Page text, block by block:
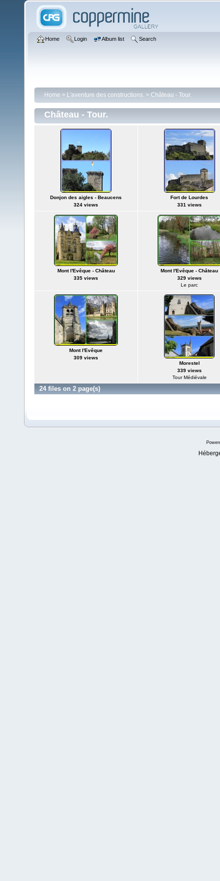
Home Login Album list Search
Home > L'aventure des constructions. > Château - Tour.
Château - Tour.
Donjon des aigles - Beaucens
324 views
Fort de Lourdes
331 views
Mont l'Evêque - Château
335 views
Mont l'Evêque - Château
329 views
Le parc
Mont l'Evêque
309 views
Morestel
339 views
Tour Médiévale
24 files on 2 page(s)